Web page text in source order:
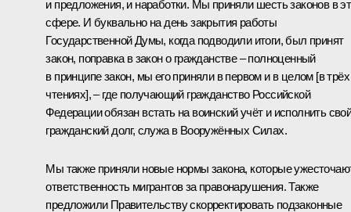
и предложения, и наработки. Мы приняли шесть законов в
сфере. И буквально на день закрытия работы
Государственной Думы, когда подводили итоги, был принят
закон, поправка в закон о гражданстве – полноценный
в принципе закон, мы его приняли в первом и в целом [в трёх
чтениях], – где получающий гражданство Российской
Федерации обязан встать на воинский учёт и исполнить
гражданский долг, служа в Вооружённых Силах.
Мы также приняли новые нормы закона, которые
ответственность мигрантов за правонарушения. Также
предложили Правительству скорректировать подзаконные